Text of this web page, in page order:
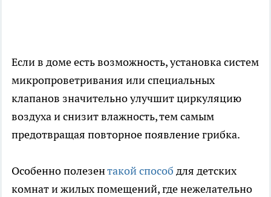
Если в доме есть возможность, установка систем
микропроветривания или специальных
клапанов значительно улучшит циркуляцию
воздуха и снизит влажность, тем самым
предотвращая повторное появление грибка.
Особенно полезентакой способ для детских
комнат и жилых помещений, где нежелательно